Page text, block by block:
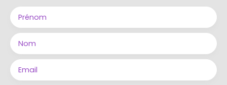
Prénom
Nom
Email